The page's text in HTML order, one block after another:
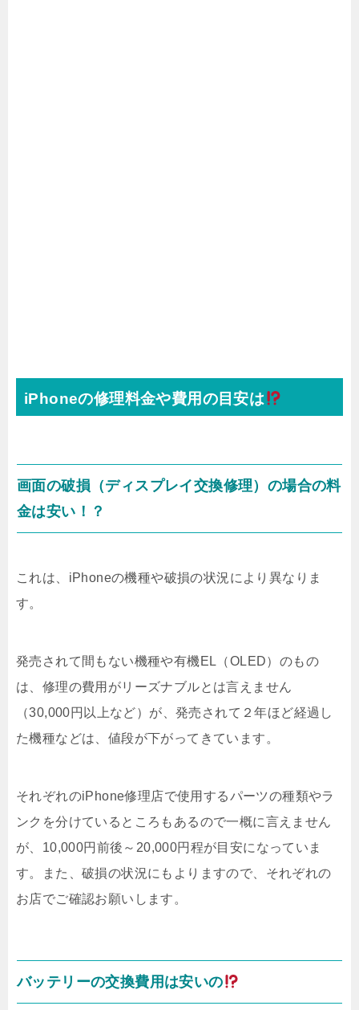
iPhoneの修理料金や費用の目安は
画面の破損（ディスプレイ交換修理）の場合の料
金は安い！？
これは、iPhoneの機種や破損の状況により異なりま
す。
発売されて間もない機種や有機EL（OLED）のもの
は、修理の費用がリーズナブルとは言えません
（30,000円以上など）が、発売されて２年ほど経過し
た機種などは、値段が下がってきています。
それぞれのiPhone修理店で使用するパーツの種類やラ
ンクを分けているところもあるので一概に言えません
が、10,000円前後～20,000円程が目安になっていま
す。また、破損の状況にもよりますので、それぞれの
お店でご確認お願いします。
バッテリーの交換費用は安いの